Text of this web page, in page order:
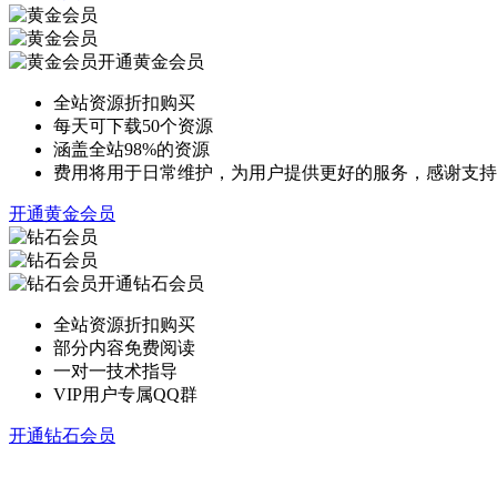
开通黄金会员
全站资源折扣购买
每天可下载50个资源
涵盖全站98%的资源
费用将用于日常维护，为用户提供更好的服务，感谢支持
开通黄金会员
开通钻石会员
全站资源折扣购买
部分内容免费阅读
一对一技术指导
VIP用户专属QQ群
开通钻石会员